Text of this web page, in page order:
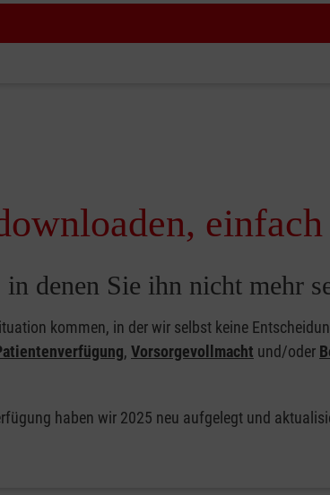
denen Sie ihn nicht mehr
kommen, in der wir selbst keine
, Vorsorgevollmacht und/oder
haben wir 2025 neu aufgelegt und